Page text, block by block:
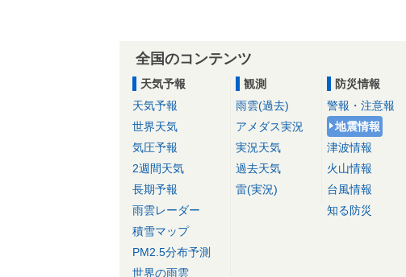
全国のコンテンツ
天気予報
天気予報
世界天気
気圧予報
2週間天気
長期予報
雨雲レーダー
積雪マップ
PM2.5分布予測
世界の雨雲
観測
雨雲(過去)
アメダス実況
実況天気
過去天気
雷(実況)
防災情報
警報・注意報
地震情報
津波情報
火山情報
台風情報
知る防災